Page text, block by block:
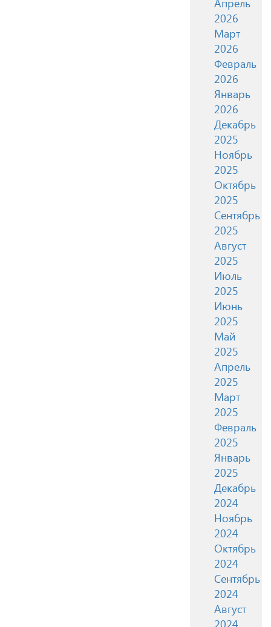
2026
Март
2026
Февраль
2026
Январь
2026
Декабрь
2025
Ноябрь
2025
Октябрь
2025
Сентябрь
2025
Август
2025
Июль
2025
Июнь
2025
Май
2025
Апрель
2025
Март
2025
Февраль
2025
Январь
2025
Декабрь
2024
Ноябрь
2024
Октябрь
2024
Сентябрь
2024
Август
2024